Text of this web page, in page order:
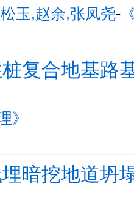
玉,赵余,张凤尧-
桩复合地基
》
埋暗挖地道坍